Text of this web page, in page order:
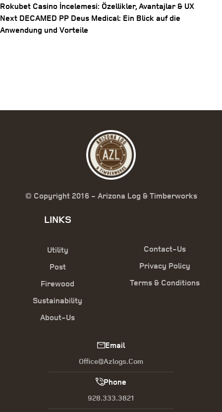
Post
navigation
Rokubet Casino İncelemesi: Özellikler, Avantajlar & UX
Next
Post
Next DECAMED PP Deus Medical: Ein Blick auf die
Anwendung und Vorteile
© Copyright 2016 - Arizona Log & Timberworks
LINKS
Utility
Post
Firewood
Sustainability
About-Us
Contact-Us
Privacy Policy
Terms & Conditions
Email
Office@azlogs.com
Phone
928.333.3821